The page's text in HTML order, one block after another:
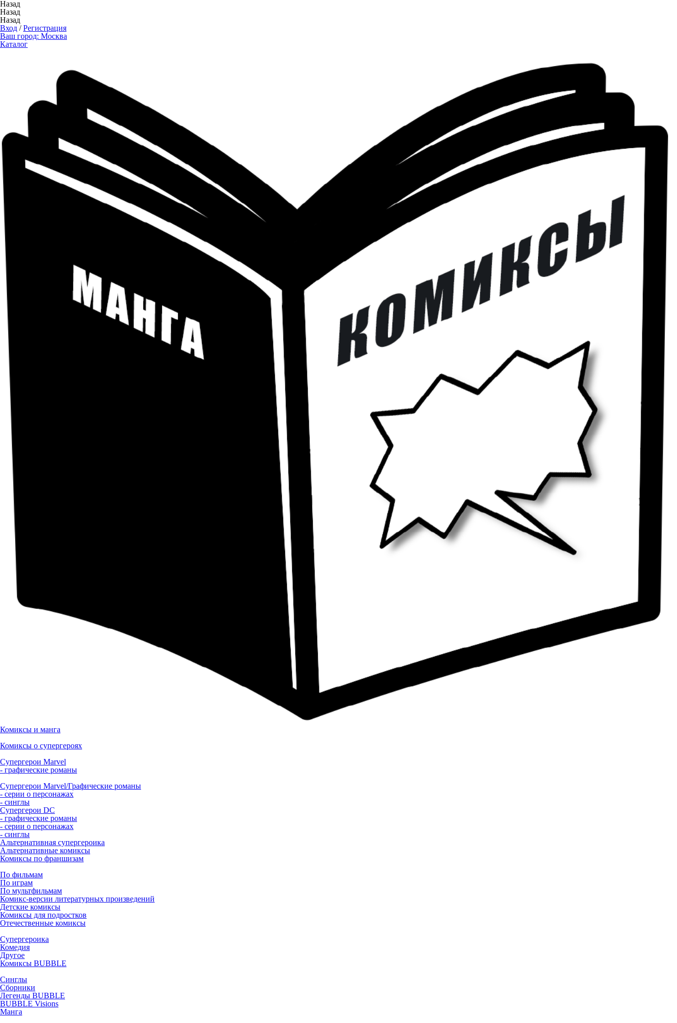
Назад
Назад
Назад
Вход /Регистрация
Ваш город: Москва
Каталог
Комиксы и манга
Комиксы о супергероях
Супергерои Marvel
- графические романы
Супергерои Marvel/Графические романы
- серии о персонажах
- синглы
Супергерои DC
- графические романы
- серии о персонажах
- синглы
Альтернативная супергероика
Альтернативные комиксы
Комиксы по франшизам
По фильмам
По играм
По мультфильмам
Комикс-версии литературных произведений
Детские комиксы
Комиксы для подростков
Отечественные комиксы
Супергероика
Комедия
Другое
Комиксы BUBBLE
Синглы
Сборники
Легенды BUBBLE
BUBBLE Visions
Манга